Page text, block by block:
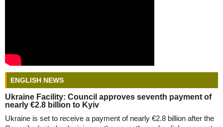
ENGLISH NEWS
Ukraine Facility: Council approves seventh payment of
nearly €2.8 billion to Kyiv
Ukraine is set to receive a payment of nearly €2.8 billion after the